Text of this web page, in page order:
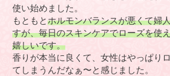
使い始めました。
もともとホルモンバランスが悪くて婦
すが、毎日のスキンケアでローズを使
嬉しいです。
香りが本当に良くて、女性はやっぱり
てしまうんだなぁ〜と感じました。